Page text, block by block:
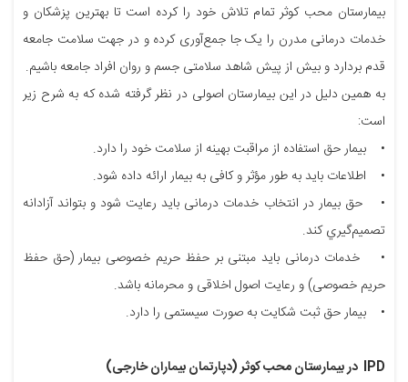
بیمارستان محب کوثر تمام تلاش خود را کرده است تا بهترین پزشکان و
خدمات درمانی مدرن را یک جا جمع‌آوری کرده و در جهت سلامت جامعه
قدم بردارد و بیش از پیش شاهد سلامتی جسم و روان افراد جامعه باشیم.
به همین دلیل در این بیمارستان اصولی در نظر گرفته شده که به شرح زیر
است:
• بیمار حق استفاده از مراقبت بهینه از سلامت خود را دارد.
• اطلاعات باید به طور مؤثر و کافی به بیمار ارائه داده شود.
• حق بيمار در انتخاب خدمات درمانی بايد رعايت شود و بتواند آزادانه
تصميم‌گيري کند.
• خدمات درمانی باید مبتنی بر حفظ حریم خصوصی بیمار (حق حفظ
حریم خصوصی) و رعایت اصول اخلاقی و محرمانه باشد.
• بیمار حق ثبت شکایت به صورت سیستمی را دارد.
IPD در بیمارستان محب کوثر (دپارتمان بیماران خارجی)